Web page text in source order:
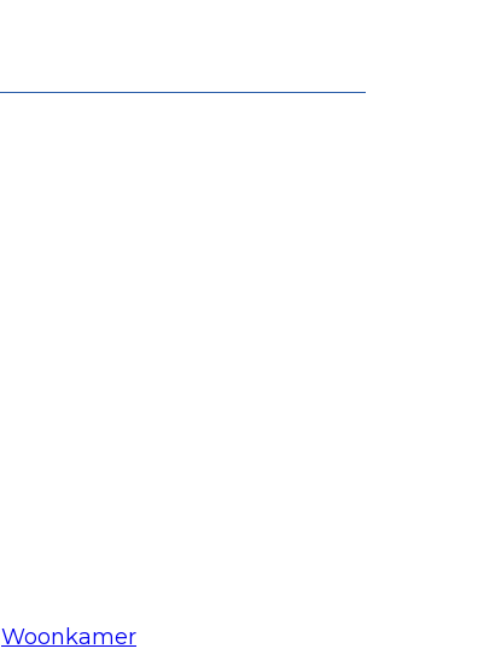
Woonkamer